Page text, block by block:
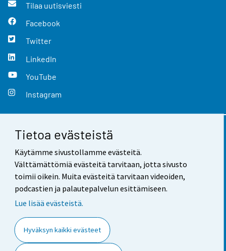
Tietoa evästeistä
Käytämme sivustollamme evästeitä.
Välttämättömiä evästeitä tarvitaan, jotta sivusto
toimii oikein. Muita evästeitä tarvitaan videoiden,
podcastien ja palautepalvelun esittämiseen.
Lue lisää evästeistä.
Hyväksyn kaikki evästeet
Tilaa uutisviesti
Facebook
Twitter
LinkedIn
YouTube
Instagram
Yhteystiedot
Palaute
Käyttöehdot
Saavutettavuus
Tietoa sivustosta